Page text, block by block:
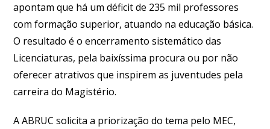
apontam que há um déficit de 235 mil professores
com formação superior, atuando na educação básica.
O resultado é o encerramento sistemático das
Licenciaturas, pela baixíssima procura ou por não
oferecer atrativos que inspirem as juventudes pela
carreira do Magistério.
A ABRUC solicita a priorização do tema pelo MEC,